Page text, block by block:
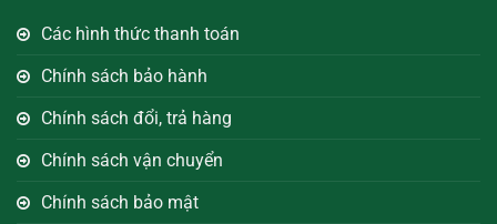
Các hình thức thanh toán
Chính sách bảo hành
Chính sách đổi, trả hàng
Chính sách vận chuyển
Chính sách bảo mật